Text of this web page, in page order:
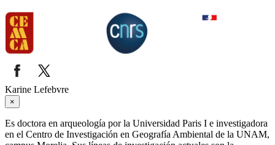
Karine Lefebvre
×
Es doctora en arqueología por la Universidad Paris I e investigadora
en el Centro de Investigación en Geografía Ambiental de la UNAM,